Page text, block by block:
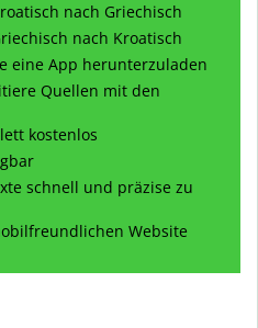
nach Griechisch
nach Kroatisch
eine App herunterzuladen
Quellen mit den
kostenlos
schnell und präzise zu
Website